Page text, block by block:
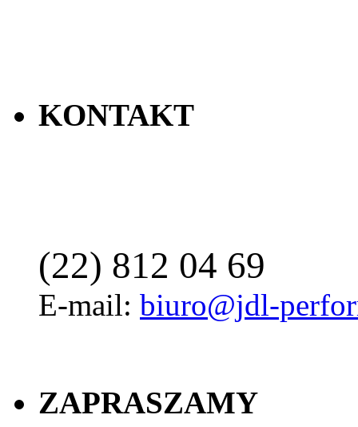
KONTAKT
(22) 812 04 69
E-mail: biuro@jdl-
ZAPRASZAMY